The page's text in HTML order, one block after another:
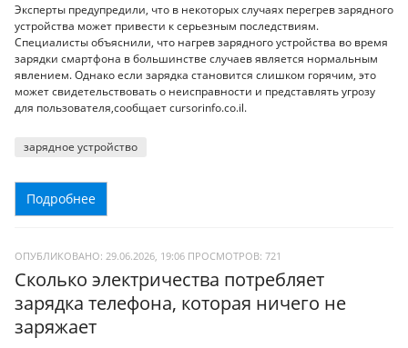
Эксперты предупредили, что в некоторых случаях перегрев зарядного
устройства может привести к серьезным последствиям.
Специалисты объяснили, что нагрев зарядного устройства во время
зарядки смартфона в большинстве случаев является нормальным
явлением. Однако если зарядка становится слишком горячим, это
может свидетельствовать о неисправности и представлять угрозу
для пользователя,сообщает cursorinfo.co.il.
зарядное устройство
Подробнее
ОПУБЛИКОВАНО: 29.06.2026, 19:06 ПРОСМОТРОВ: 721
Сколько электричества потребляет
зарядка телефона, которая ничего не
заряжает